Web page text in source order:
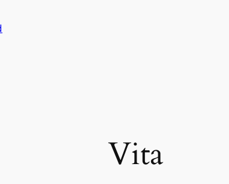
Vita